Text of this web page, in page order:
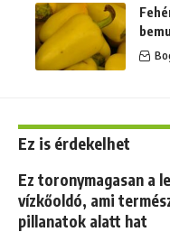
Ez is érdekelhet
Ez toronymagasan a
vízkőoldó, ami
pillanatok alatt hat